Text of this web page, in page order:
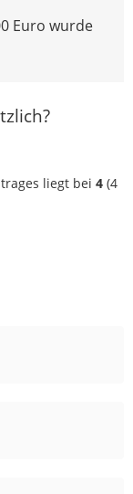
Euro wurde
liegt bei 4 (4